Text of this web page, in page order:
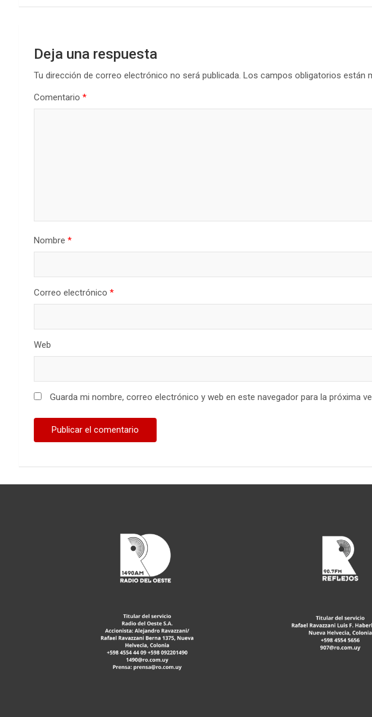
k
p
entradas
Deja una respuesta
Tu dirección de correo electrónico no será publicada. Los campos obligatorios están
Comentario *
Nombre *
Correo electrónico *
Web
Guarda mi nombre, correo electrónico y web en este navegador para la próxima